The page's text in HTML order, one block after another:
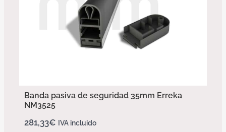
Banda pasiva de seguridad 35mm Erreka
NM3525
281,33€ IVA incluido